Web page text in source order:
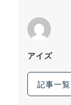
アイズ
記事一覧